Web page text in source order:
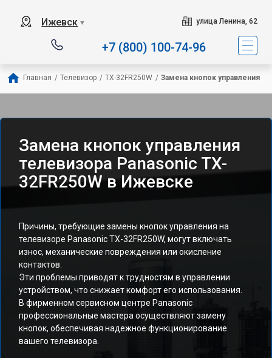
Ижевск ▼ улица Ленина, 62
+7 (800) 100-74-96
Главная / Телевизор / TX-32FR250W / Замена кнопок управления
Замена кнопок управления
телевизора Panasonic TX-
32FR250W в Ижевске
Причины, требующие замены кнопок управления на
телевизоре Panasonic TX-32FR250W, могут включать
износ, механические повреждения или окисление
контактов.
Эти проблемы приводят к трудностям в управлении
устройством, что снижает комфорт его использования.
В фирменном сервисном центре Panasonic
профессиональные мастера осуществляют замену
кнопок, обеспечивая надежное функционирование
вашего телевизора.